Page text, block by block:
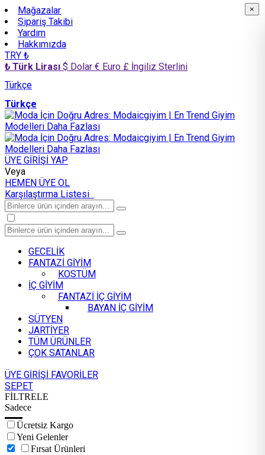
Mağazalar
Sipariş Takibi
Yardım
Hakkımızda
TRY ₺
₺ Türk Lirası $ Dolar € Euro £ İngiliz Sterlini
Türkçe
Türkçe
ÜYE GİRİŞİ YAP
Veya
HEMEN ÜYE OL
Karşılaştırma Listesi
GECELİK
FANTAZİ GİYİM
KOSTÜM
İÇ GİYİM
FANTAZİ İÇ GİYİM
BAYAN İÇ GİYİM
SÜTYEN
JARTİYER
TÜM ÜRÜNLER
ÇOK SATANLAR
ÜYE GİRİŞİ FAVORİLER
SEPET
FİLTRELE
Sadece
Ücretsiz Kargo
Yeni Gelenler
Fırsat Ürünleri
×
×